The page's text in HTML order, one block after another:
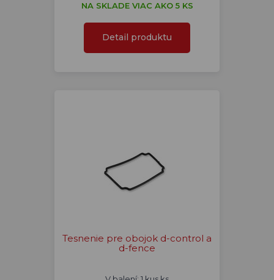
NA SKLADE VIAC AKO 5 KS
Detail produktu
Tesnenie pre obojok d-control a
d-fence